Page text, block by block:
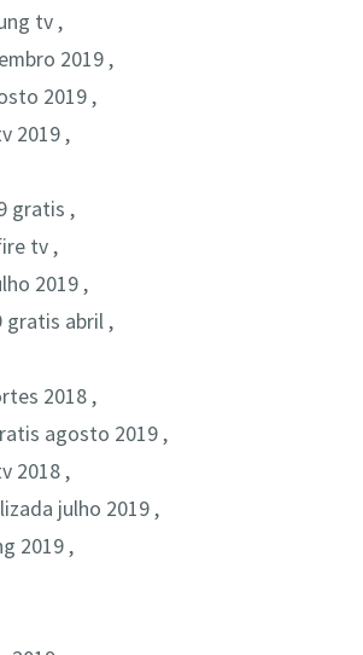
tv ,
2019 ,
2019 ,
2019 ,
gratis ,
tv ,
2019 ,
gratis abril ,
2018 ,
agosto 2019 ,
2018 ,
julho 2019 ,
2019 ,